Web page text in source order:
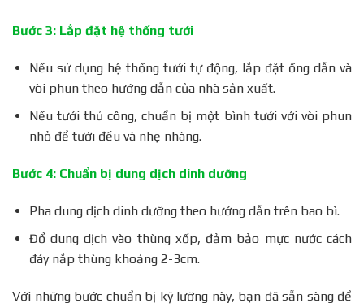
Bước 3: Lắp đặt hệ thống tưới
Nếu sử dụng hệ thống tưới tự động, lắp đặt ống dẫn và
vòi phun theo hướng dẫn của nhà sản xuất.
Nếu tưới thủ công, chuẩn bị một bình tưới với vòi phun
nhỏ để tưới đều và nhẹ nhàng.
Bước 4: Chuẩn bị dung dịch dinh dưỡng
Pha dung dịch dinh dưỡng theo hướng dẫn trên bao bì.
Đổ dung dịch vào thùng xốp, đảm bảo mực nước cách
đáy nắp thùng khoảng 2-3cm.
Với những bước chuẩn bị kỹ lưỡng này, bạn đã sẵn sàng để